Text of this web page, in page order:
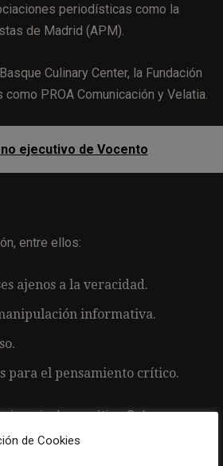
periodísticas como la
de Madrid (APM).
Culinary Center, la Fundación
PROA Comunicación y Velatia.
ejecutivo de Vocento
entre ellos:
ajenos a la veracidad.
informativa.
para el pensamiento crítico.
democrática. Solo con un
presidente de la Fundación.
de Cookies